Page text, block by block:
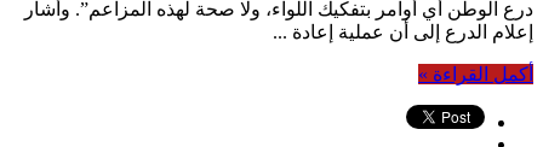
درع الوطن أي أوامر بتفكيك اللواء، ولا صحة لهذه المزاعم”. وأشار
إعلام الدرع إلى أن عملية إعادة ...
أكمل القراءة »